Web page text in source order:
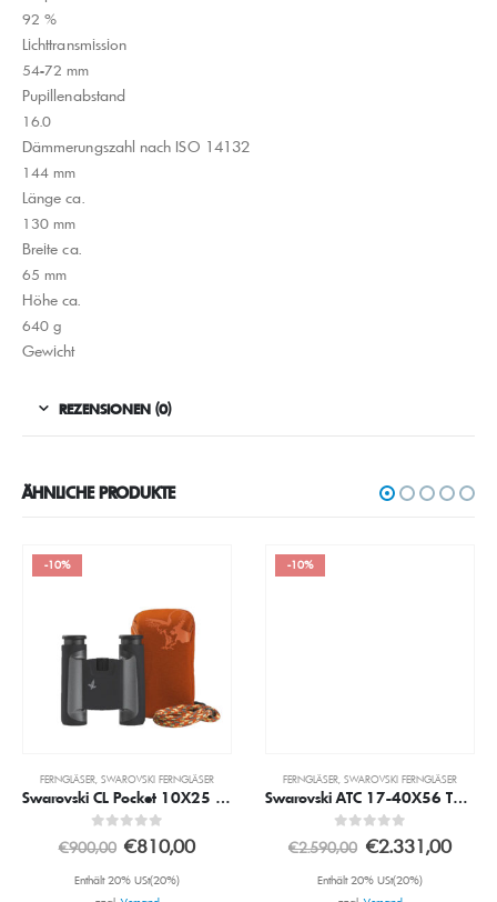
92 %
Lichttransmission
54-72 mm
Pupillenabstand
16.0
Dämmerungszahl nach ISO 14132
144 mm
Länge ca.
130 mm
Breite ca.
65 mm
Höhe ca.
640 g
Gewicht
REZENSIONEN (0)
ÄHNLICHE PRODUKTE
-10%
FERNGLÄSER SWAROVSKI FERNGLÄSER
Swarovski CL Pocket 10X25 Schwarz inkl. Mo Mountain Zubehörpaket
0 out of 5
€900,00 €810,00
Enthält 20% USt(20%)
-10%
FERNGLÄSER SWAROVSKI FERNGLÄSER
Swarovski ATC 17-40X56 Teleskop grün
0 out of 5
€2.590,00 €2.331,00
Enthält 20% USt(20%)